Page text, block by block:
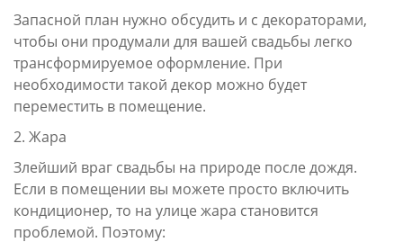
Запасной план нужно обсудить и с декораторами,
чтобы они продумали для вашей свадьбы легко
трансформируемое оформление. При
необходимости такой декор можно будет
переместить в помещение.
2. Жара
Злейший враг свадьбы на природе после дождя.
Если в помещении вы можете просто включить
кондиционер, то на улице жара становится
проблемой. Поэтому: